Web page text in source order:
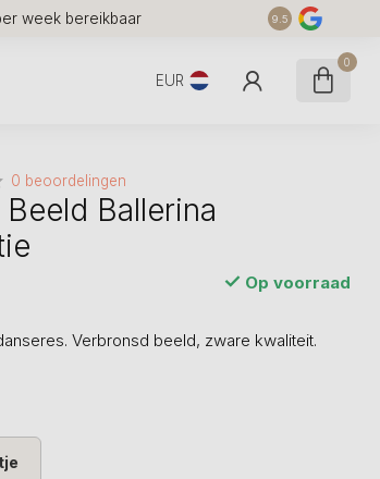
week bereikbaar 9.5
EUR
0
0 beoordelingen
Ballerina
Op voorraad
Verbronsd beeld, zware kwaliteit.